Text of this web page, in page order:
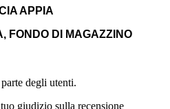
APPIA
FONDO DI MAGAZZINO
degli utenti.
giudizio sulla recensione